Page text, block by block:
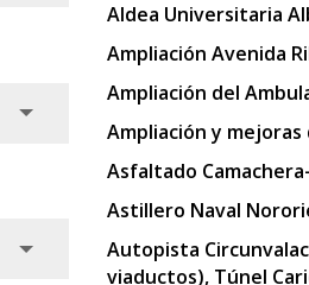
Aldea Universitaria
Ampliación Avenida
Ampliación del
Ampliación y
Asfaltado
Astillero Naval
Autopista
viaductos), Túnel